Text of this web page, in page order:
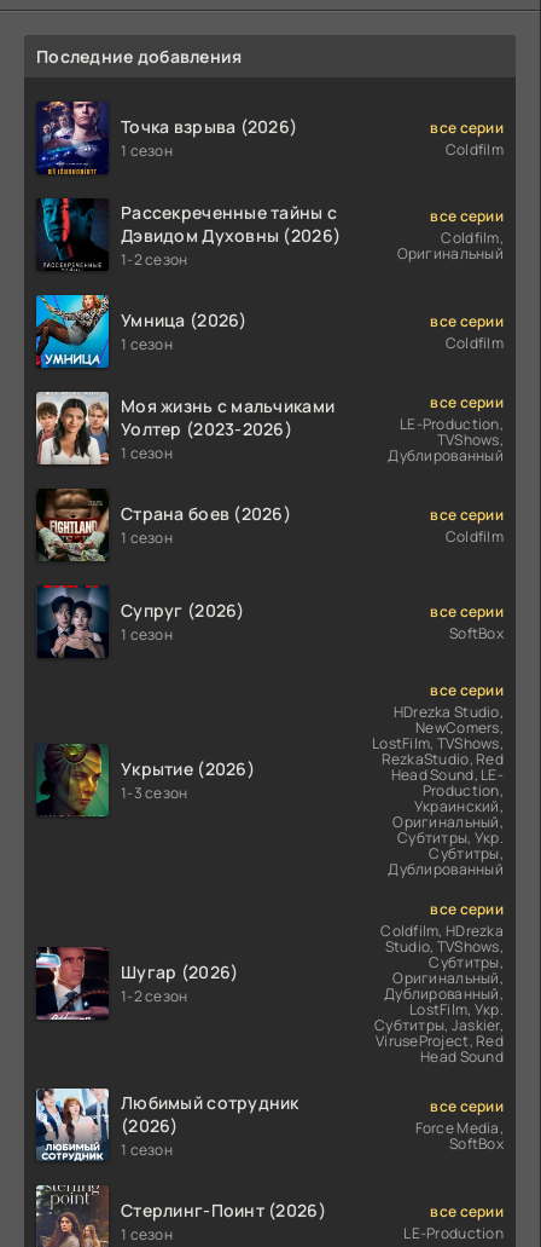
Последние добавления
Точка взрыва (2026)
1 сезон
все серии
Coldfilm
Рассекреченные тайны с
Дэвидом Духовны (2026)
1-2 сезон
все серии
Coldfilm,
Оригинальный
Умница (2026)
1 сезон
все серии
Coldfilm
Моя жизнь с мальчиками
Уолтер (2023-2026)
1 сезон
все серии
LE-Production,
TVShows,
Дублированный
Страна боев (2026)
1 сезон
все серии
Coldfilm
Супруг (2026)
1 сезон
все серии
SoftBox
Укрытие (2026)
1-3 сезон
все серии
HDrezka Studio,
NewComers,
LostFilm, TVShows,
RezkaStudio, Red
Head Sound, LE-
Production,
Украинский,
Оригинальный,
Субтитры, Укр.
Субтитры,
Дублированный
Шугар (2026)
1-2 сезон
все серии
Coldfilm, HDrezka
Studio, TVShows,
Субтитры,
Оригинальный,
Дублированный,
LostFilm, Укр.
Субтитры, Jaskier,
ViruseProject, Red
Head Sound
Любимый сотрудник
(2026)
1 сезон
все серии
Force Media,
SoftBox
Стерлинг-Поинт (2026)
1 сезон
все серии
LE-Production